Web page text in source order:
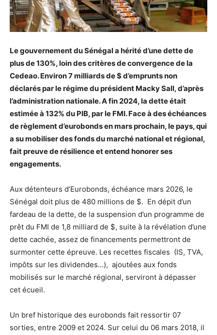
Le gouvernement du Sénégal a hérité d’une dette de
plus de 130%, loin des critères de convergence de la
Cedeao. Environ 7 milliards de $ d’emprunts non
déclarés par le régime du président Macky Sall, d’après
l’administration nationale. A fin 2024, la dette était
estimée à 132% du PIB, par le FMI. Face à des échéances
de règlement d’eurobonds en mars prochain, le pays, qui
a su mobiliser des fonds du marché national et régional,
fait preuve de résilience et entend honorer ses
engagements.
Aux détenteurs d’Eurobonds, échéance mars 2026, le
Sénégal doit plus de 480 millions de $. En dépit d’un
fardeau de la dette, de la suspension d’un programme de
prêt du FMI de 1,8 milliard de $, suite à la révélation d’une
dette cachée, assez de financements permettront de
surmonter cette épreuve. Les recettes fiscales (IS, TVA,
impôts sur les dividendes…), ajoutées aux fonds
mobilisés sur le marché régional, serviront à dépasser
cet écueil.
Un bref historique des eurobonds fait ressortir 07
sorties, entre 2009 et 2024. Sur celui du 06 mars 2018, il